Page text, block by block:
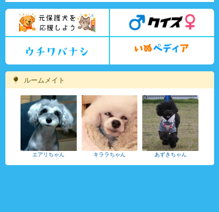
ルームメイト
エアリちゃん キララちゃん あずきちゃん